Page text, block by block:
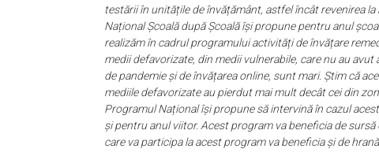
testării în unitățile de învățământ, astfel încât revenirea
Național Școală după Școală își propune pentru anul
realizăm în cadrul programului activități de învățare
medii defavorizate, din medii vulnerabile, care nu au
de pandemie și de învățarea online, sunt mari. Știm că
mediile defavorizate au pierdut mai mult decât cei din
Programul Național își propune să intervină în cazul
și pentru anul viitor. Acest program va beneficia de
care va participa la acest program va beneficia și de